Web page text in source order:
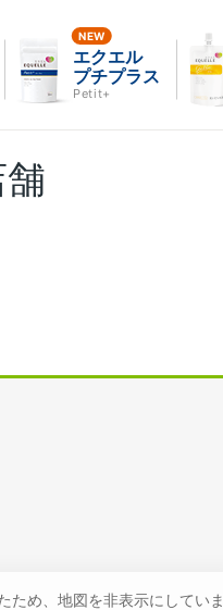
エクエル
プチプラス
Petit+
ため、地図を非表示にしていま